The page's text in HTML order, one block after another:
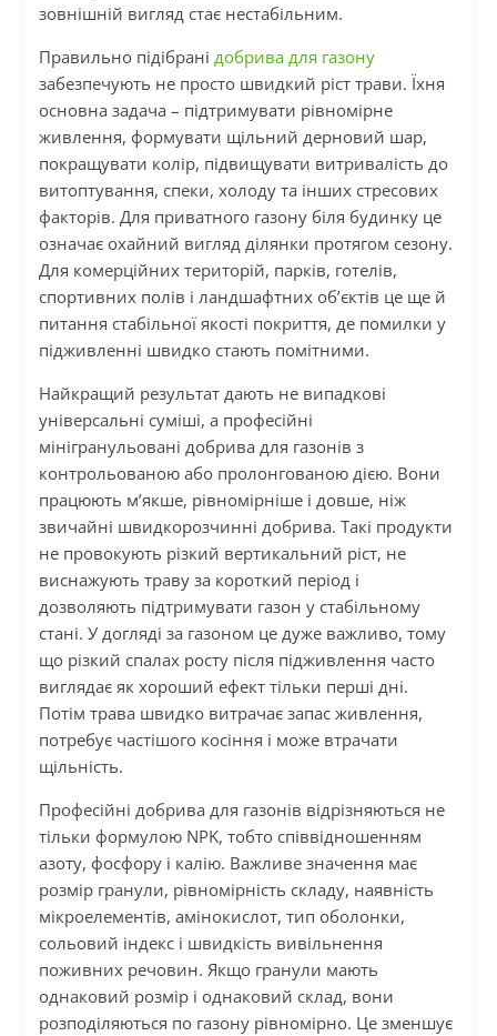
зовнішній вигляд стає нестабільним.
Правильно підібрані добрива для газону
забезпечують не просто швидкий ріст трави. Їхня
основна задача – підтримувати рівномірне
живлення, формувати щільний дерновий шар,
покращувати колір, підвищувати витривалість до
витоптування, спеки, холоду та інших стресових
факторів. Для приватного газону біля будинку це
означає охайний вигляд ділянки протягом сезону.
Для комерційних територій, парків, готелів,
спортивних полів і ландшафтних об’єктів це ще й
питання стабільної якості покриття, де помилки у
підживленні швидко стають помітними.
Найкращий результат дають не випадкові
універсальні суміші, а професійні
мінігранульовані добрива для газонів з
контрольованою або пролонгованою дією. Вони
працюють м’якше, рівномірніше і довше, ніж
звичайні швидкорозчинні добрива. Такі продукти
не провокують різкий вертикальний ріст, не
виснажують траву за короткий період і
дозволяють підтримувати газон у стабільному
стані. У догляді за газоном це дуже важливо, тому
що різкий спалах росту після підживлення часто
виглядає як хороший ефект тільки перші дні.
Потім трава швидко витрачає запас живлення,
потребує частішого косіння і може втрачати
щільність.
Професійні добрива для газонів відрізняються не
тільки формулою NPK, тобто співвідношенням
азоту, фосфору і калію. Важливе значення має
розмір гранули, рівномірність складу, наявність
мікроелементів, амінокислот, тип оболонки,
сольовий індекс і швидкість вивільнення
поживних речовин. Якщо гранули мають
однаковий розмір і однаковий склад, вони
розподіляються по газону рівномірно. Це зменшує